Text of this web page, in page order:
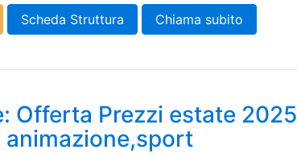
Scheda Struttura Chiama subito
Offerta Prezzi estate 2025